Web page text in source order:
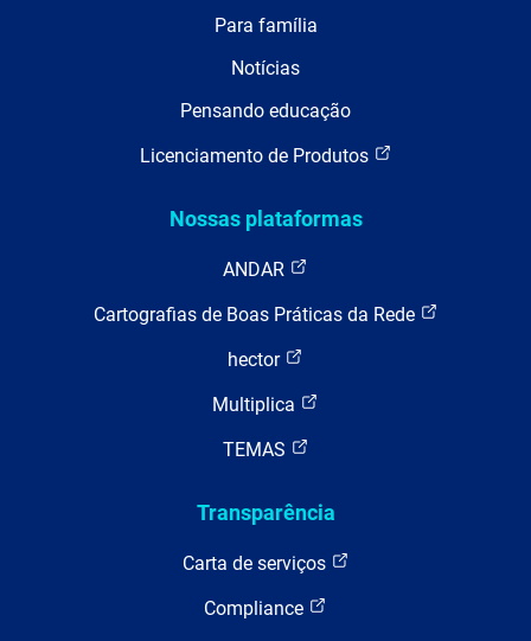
Para família
Notícias
Pensando educação
Licenciamento de Produtos
Nossas plataformas
ANDAR
Cartografias de Boas Práticas da Rede
hector
Multiplica
TEMAS
Transparência
Carta de serviços
Compliance